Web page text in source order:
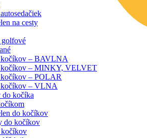
na cesty
golfové
kočíkov – BAVLNA
kočíkov – MINKY, VELVET
– POLAR
kočíkov – VLNA
kočíka
do kočíkov
do kočíkov